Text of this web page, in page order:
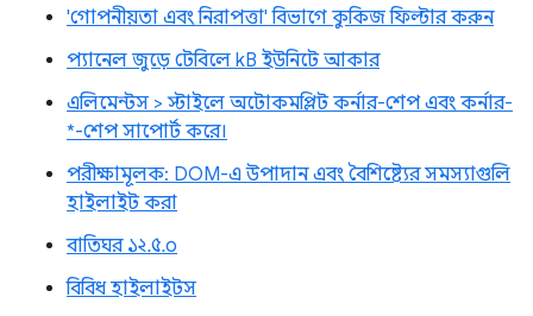
'গোপনীয়তা এবং নিরাপত্তা' বিভাগে কুকিজ ফিল্টার করুন
প্যানেল জুড়ে টেবিলে kB ইউনিটে আকার
এলিমেন্টস > স্টাইলে অটোকমপ্লিট কর্নার-শেপ এবং কর্নার-
*-শেপ সাপোর্ট করে।
পরীক্ষামূলক: DOM-এ উপাদান এবং বৈশিষ্ট্যের সমস্যাগুলি
হাইলাইট করা
বাতিঘর ১২.৫.০
বিবিধ হাইলাইটস